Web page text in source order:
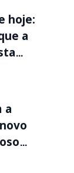
hoje:
a
a